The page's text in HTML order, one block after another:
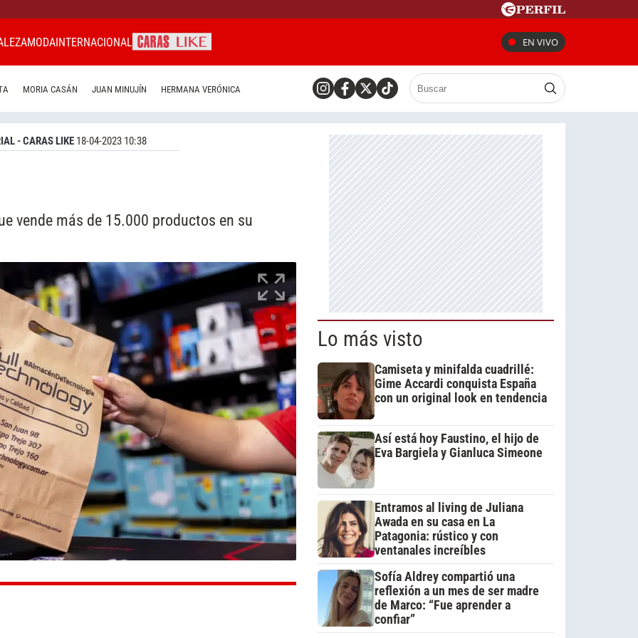
MODAINTERNACIONAL EN VIVO
MORIA CASÁN JUAN MINUJÍN HERMANA VERÓNICA
- CARAS LIKE 18-04-2023 10:38
vende más de 15.000 productos en su
Lo más visto
Camiseta y minifalda cuadrillé:
Gime Accardi conquista España
con un original look en tendencia
Así está hoy Faustino, el hijo de
Eva Bargiela y Gianluca Simeone
Entramos al living de Juliana
Awada en su casa en La
Patagonia: rústico y con
ventanales increíbles
Sofía Aldrey compartió una
reflexión a un mes de ser madre
de Marco: “Fue aprender a
confiar”